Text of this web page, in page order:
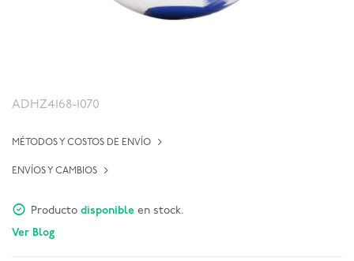
ADHZ4168-1070
MÉTODOS Y COSTOS DE ENVÍO
ENVÍOS Y CAMBIOS
Producto disponible en stock.
Ver Blog